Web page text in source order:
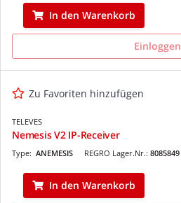
In den Warenkorb
Einloggen
Zu Favoriten hinzufügen
TELEVES
Nemesis V2 IP-Receiver
REGRO Lager.Nr.: 8085849
Type: ANEMESIS
In den Warenkorb